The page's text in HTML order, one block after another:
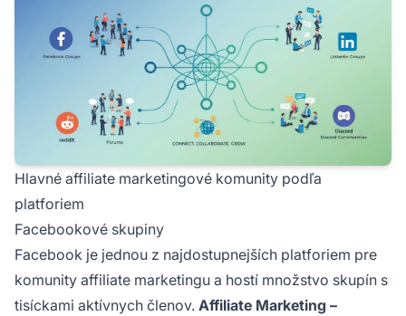
Hlavné affiliate marketingové komunity podľa
platforiem
Facebookové skupiny
Facebook je jednou z najdostupnejších platforiem pre
komunity affiliate marketingu a hostí množstvo skupín s
tisíckami aktívnych členov. Affiliate Marketing –